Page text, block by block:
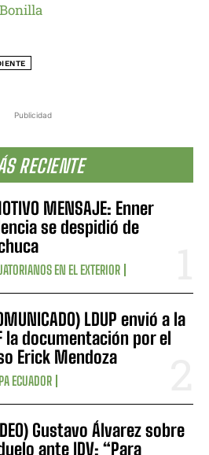
Publicidad
RECIENTE
MENSAJE: Enner
se despidió de
EN EL EXTERIOR
LDUP envió a la
la documentación por el
Erick Mendoza
ECUADOR
Gustavo Álvarez sobre
ante IDV: “Para